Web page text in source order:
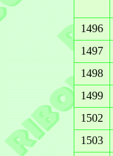
1496
1497
1498
1499
1502
1503